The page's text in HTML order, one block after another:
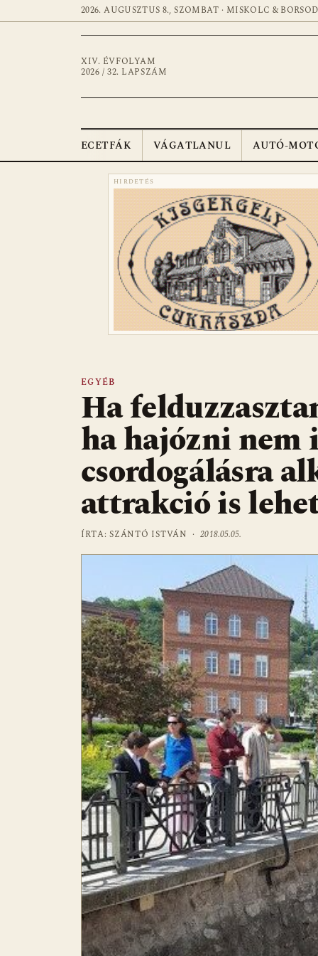
2026. AUGUSZTUS 8., SZOMBAT · MISKOLC & BORSOD
XIV. ÉVFOLYAM
2026 / 32. LAPSZÁM
ECETFÁK VÁGATLANUL AUTÓ-
HIRDETÉS
EGYÉB
Ha
ha hajózni nem
csordogálásra
attrakció is
ÍRTA: SZÁNTÓ ISTVÁN ·2018.05.05.